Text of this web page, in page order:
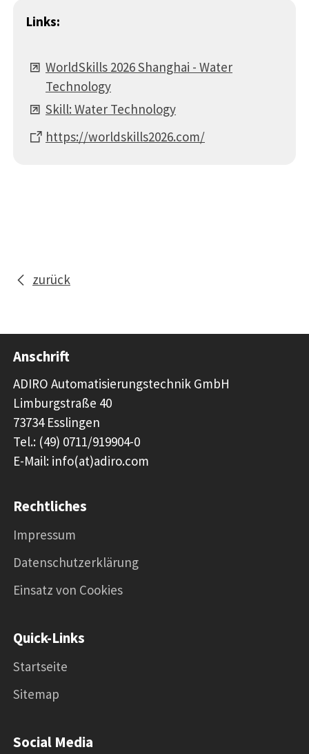
Links:
WorldSkills 2026 Shanghai - Water
Technology
Skill: Water Technology
https://worldskills2026.com/
zurück
Anschrift
ADIRO Automatisierungstechnik GmbH
Limburgstraße 40
73734 Esslingen
Tel.: (49) 0711/919904-0
E-Mail: info(at)adiro.com
Rechtliches
Impressum
Datenschutzerklärung
Einsatz von Cookies
Quick-Links
Startseite
Sitemap
Social Media